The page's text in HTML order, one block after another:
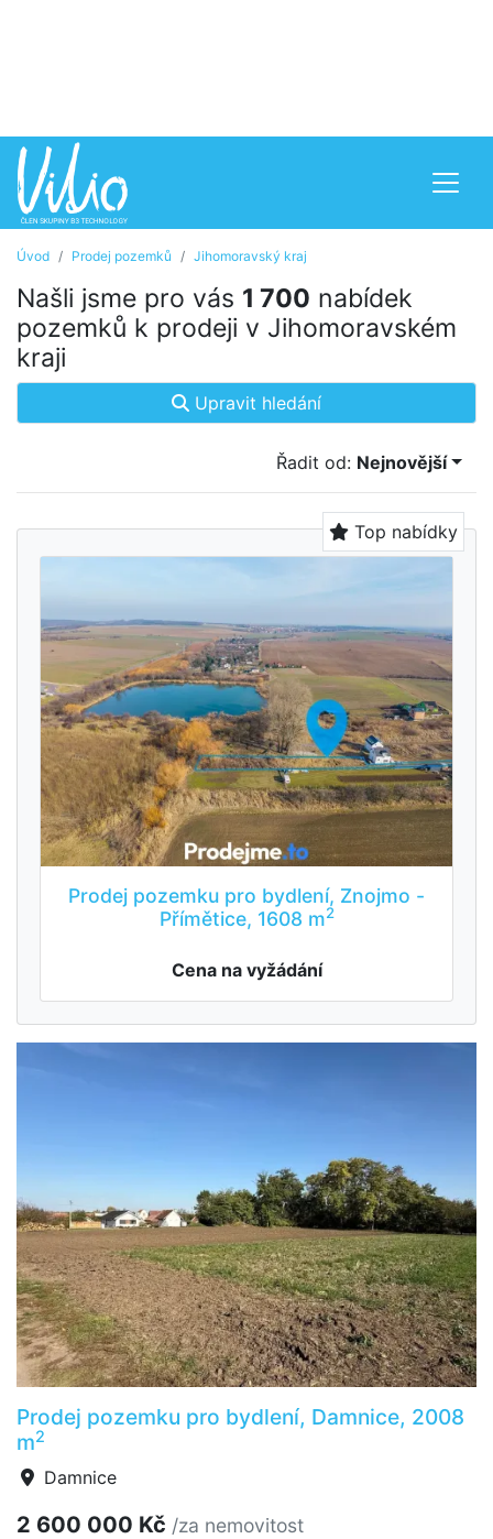
Úvod Prodej pozemků Jihomoravský kraj
Našli jsme pro vás 1 700 nabídek
pozemků k prodeji v Jihomoravském
kraji
Upravit hledání
Řadit od: Nejnovější
Top nabídky
Prodej pozemku pro bydlení, Znojmo -
Přímětice, 1608 m2
Cena na vyžádání
Prodej pozemku pro bydlení, Damnice, 2008
m2
Damnice
2 600 000 Kč /za nemovitost